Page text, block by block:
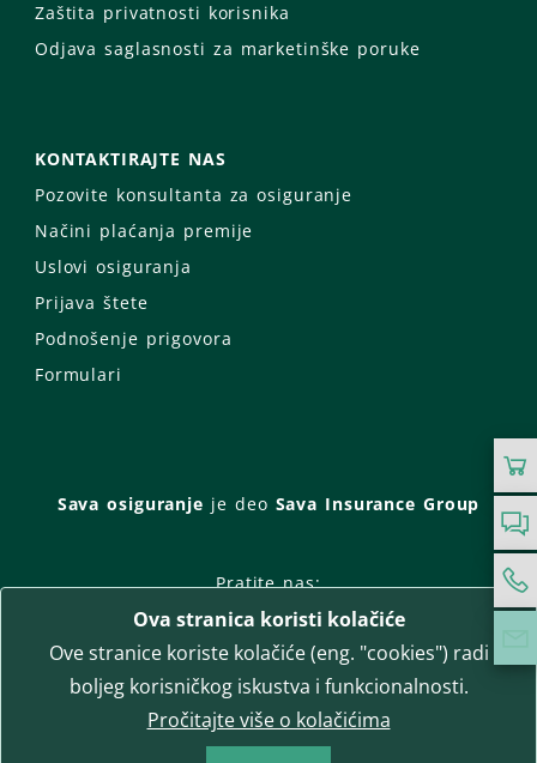
Zaštita privatnosti korisnika
Odjava saglasnosti za marketinške poruke
KONTAKTIRAJTE NAS
Pozovite konsultanta za osiguranje
Načini plaćanja premije
Uslovi osiguranja
Prijava štete
Podnošenje prigovora
Formulari
Sava osiguranje je deo Sava Insurance Group
Pratite nas:
Facebook
Instagram
LinkedIn
Twitter
YouTube
WhatsApp
T-media d.o.o. | napredne komunikacije
Ova stranica koristi kolačiće
Ove stranice koriste kolačiće (eng. "cookies") radi
boljeg korisničkog iskustva i funkcionalnosti.
Pročitajte više o kolačićima